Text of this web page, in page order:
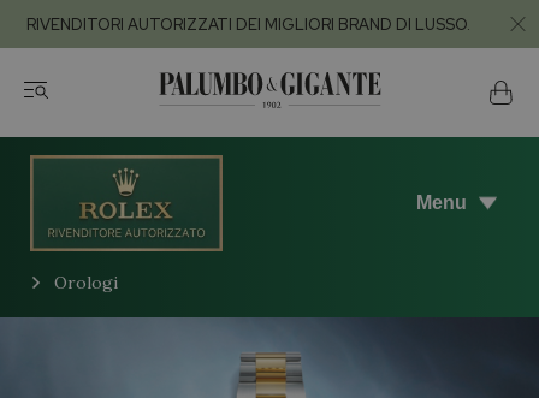
RIVENDITORI AUTORIZZATI DEI MIGLIORI BRAND DI LUSSO.
Menu
Orologi